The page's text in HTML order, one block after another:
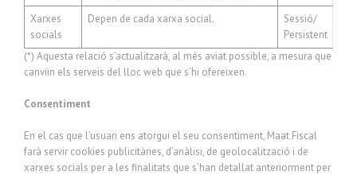
Xarxes
socials
Depen de cada xarxa social.
Sessió/
Persistent
(*) Aquesta relació s’actualitzarà, al més aviat possible, a mesura que
canviïn els serveis del lloc web que s’hi ofereixen.
Consentiment
En el cas que l’usuari ens atorgui el seu consentiment, Maat Fiscal
farà servir cookies publicitàries, d’anàlisi, de geolocalització i de
xarxes socials per a les finalitats que s’han detallat anteriorment per